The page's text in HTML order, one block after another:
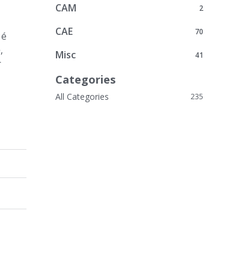
2
CAM
70
CAE
41
Misc
Categories
235
All Categories